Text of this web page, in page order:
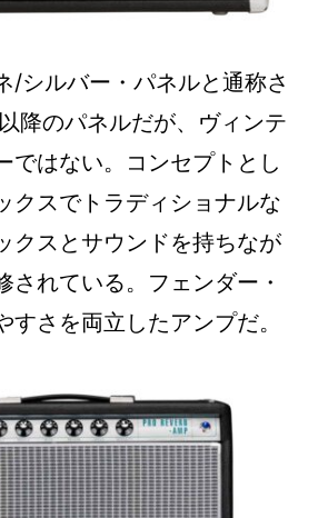
/シルバー・パネルと通称さ
降のパネルだが、ヴィンテ
ではない。コンセプトとし
クスでトラディショナルな
クスとサウンドを持ちなが
されている。フェンダー・
すさを両立したアンプだ。